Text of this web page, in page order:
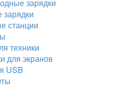
зарядки
станции
техники
для экранов
USB